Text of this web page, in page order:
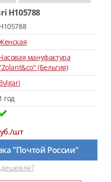
H105788
мануфактура
(Бельгия)
год
шт
"Почтой России"